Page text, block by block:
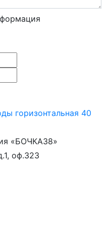
«БОЧКА38»
оф.323